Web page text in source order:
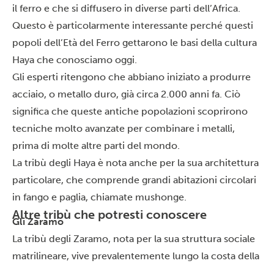
il ferro e che si diffusero in diverse parti dell’Africa.
Questo è particolarmente interessante perché questi
popoli dell’Età del Ferro gettarono le basi della cultura
Haya che conosciamo oggi.
Gli esperti ritengono che abbiano iniziato a produrre
acciaio, o metallo duro, già circa 2.000 anni fa. Ciò
significa che queste antiche popolazioni scoprirono
tecniche molto avanzate per combinare i metalli,
prima di molte altre parti del mondo.
La tribù degli Haya è nota anche per la sua architettura
particolare, che comprende grandi abitazioni circolari
in fango e paglia, chiamate mushonge.
Altre tribù che potresti conoscere
Gli Zaramo
La tribù degli Zaramo, nota per la sua struttura sociale
matrilineare, vive prevalentemente lungo la costa della